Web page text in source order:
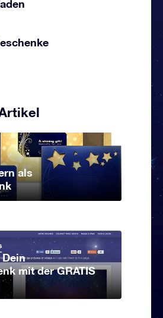
als
mit der GRATIS